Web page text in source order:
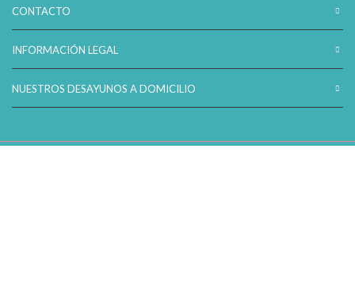
CONTACTO
INFORMACIÓN LEGAL
NUESTROS DESAYUNOS A DOMICILIO